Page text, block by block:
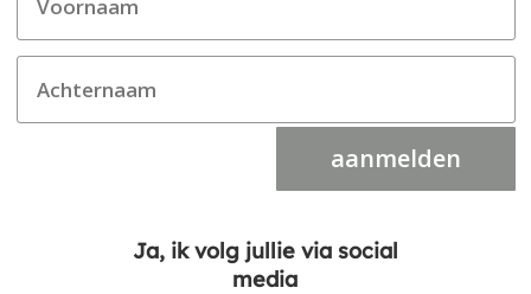
aanmelden
Ja, ik volg jullie via social
media